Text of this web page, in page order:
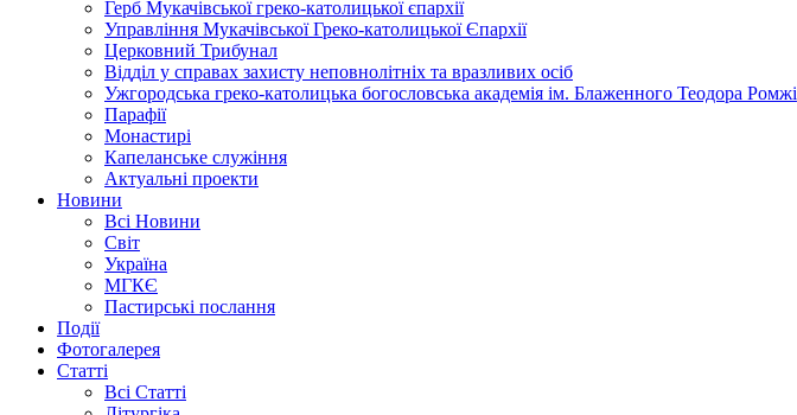
Герб Мукачівської греко-католицької єпархії
Управління Мукачівської Греко-католицької Єпархії
Церковний Трибунал
Відділ у справах захисту неповнолітніх та вразливих осіб
Ужгородська греко-католицька богословська академія ім. Блаженного Теодора Ромжі
Парафії
Монастирі
Капеланське служіння
Актуальні проекти
Новини
Всі Новини
Світ
Україна
МГКЄ
Пастирські послання
Події
Фотогалерея
Статті
Всі Статті